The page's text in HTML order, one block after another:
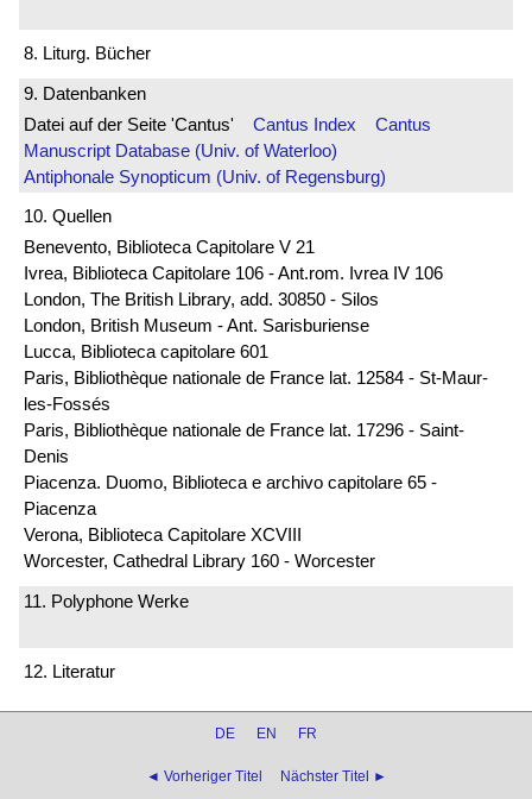
8. Liturg. Bücher
9. Datenbanken
Datei auf der Seite 'Cantus' Cantus Index
Cantus
Manuscript Database (Univ. of Waterloo)
Antiphonale Synopticum (Univ. of Regensburg)
10. Quellen
Benevento, Biblioteca Capitolare V 21
Ivrea, Biblioteca Capitolare 106 - Ant.rom. Ivrea IV 106
London, The British Library, add. 30850 - Silos
London, British Museum - Ant. Sarisburiense
Lucca, Biblioteca capitolare 601
Paris, Bibliothèque nationale de France lat. 12584 - St-Maur-
les-Fossés
Paris, Bibliothèque nationale de France lat. 17296 - Saint-
Denis
Piacenza. Duomo, Biblioteca e archivo capitolare 65 -
Piacenza
Verona, Biblioteca Capitolare XCVIII
Worcester, Cathedral Library 160 - Worcester
11. Polyphone Werke
12. Literatur
DE EN FR
◄ Vorheriger Titel Nächster Titel ►